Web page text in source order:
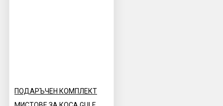
ПОДАРЪЧЕН КОМПЛЕКТ